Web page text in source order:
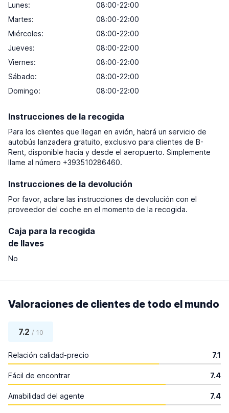
Lunes:
08:00-22:00
Martes:
08:00-22:00
Miércoles:
08:00-22:00
Jueves:
08:00-22:00
Viernes:
08:00-22:00
Sábado:
08:00-22:00
Domingo: 08:00-22:00
Instrucciones de la recogida
Para los clientes que llegan en avión, habrá un servicio de
autobús lanzadera gratuito, exclusivo para clientes de B-
Rent, disponible hacia y desde el aeropuerto. Simplemente
llame al número +393510286460.
Instrucciones de la devolución
Por favor, aclare las instrucciones de devolución con el
proveedor del coche en el momento de la recogida.
Caja para la recogida
de llaves
No
Valoraciones de clientes de todo el mundo
7.2 / 10
Relación calidad-precio 7.1
Fácil de encontrar 7.4
Amabilidad del agente 7.4